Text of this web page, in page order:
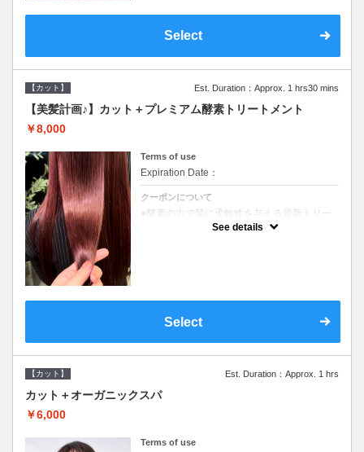
Select
【カット】 Est. Duration：Approx. 1 hrs30 mins
【美髪計画♪】カット＋プレミアム酵素トリートメント
￥8,000
Terms of use
Expiration Date：
クーポンについて
●酵素の力で髪に柔軟性を与える最新トリー
トメント●ＳＢ込●長さ料金あり《こちらのク
ーポンご利用のお客様のみ》オリジナル酵素
See details
Select
【カット】 Est. Duration：Approx. 1 hrs
カット＋オーガニックスパ
￥6,000
Terms of use